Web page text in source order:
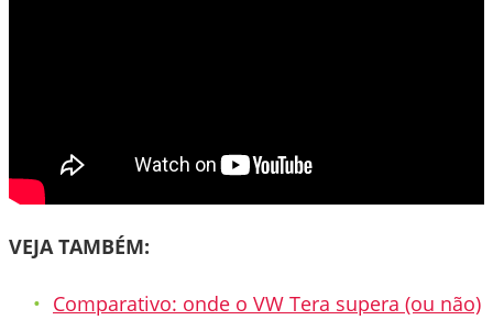
VEJA TAMBÉM:
Comparativo: onde o VW Tera supera (ou não)